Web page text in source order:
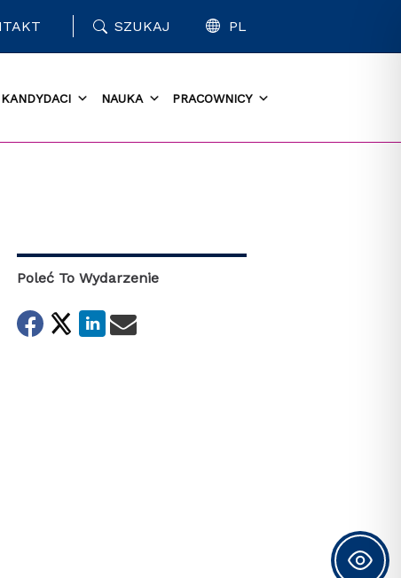
SZUKAJ PL
KANDYDACI NAUKA PRACOWNICY
Poleć To Wydarzenie